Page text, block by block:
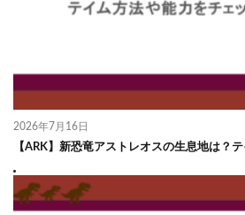
2026年7月16日
【ARK】新恐竜アストレオスの生息地は？